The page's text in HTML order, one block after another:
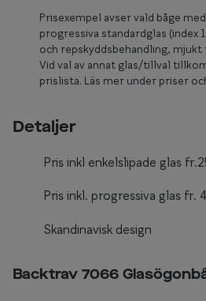
Prisexempel avser vald båge
progressiva standardglas (index
och repskyddsbehandling,
Vid val av annat glas/tillval
prislista. Läs mer under priser
Detaljer
Pris inkl enkelslipade glas
Pris inkl. progressiva glas fr.
Skandinavisk design
Backtrav 7066